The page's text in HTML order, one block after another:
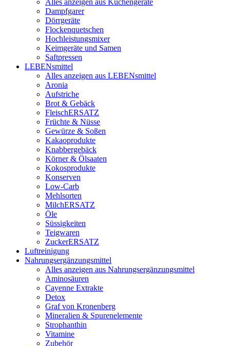
Alles anzeigen aus Küchengeräte
Dampfgarer
Dörrgeräte
Flockenquetschen
Hochleistungsmixer
Keimgeräte und Samen
Saftpressen
LEBENsmittel
Alles anzeigen aus LEBENsmittel
Aronia
Aufstriche
Brot & Gebäck
FleischERSATZ
Früchte & Nüsse
Gewürze & Soßen
Kakaoprodukte
Knabbergebäck
Körner & Ölsaaten
Kokosprodukte
Konserven
Low-Carb
Mehlsorten
MilchERSATZ
Öle
Süssigkeiten
Teigwaren
ZuckerERSATZ
Luftreinigung
Nahrungsergänzungsmittel
Alles anzeigen aus Nahrungsergänzungsmittel
Aminosäuren
Cayenne Extrakte
Detox
Graf von Kronenberg
Mineralien & Spurenelemente
Strophanthin
Vitamine
Zubehör